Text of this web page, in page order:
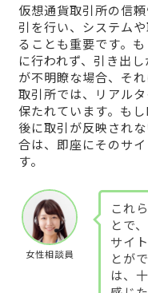
仮想通貨取引所の信
引を行い、システム
ることも重要です。
に行われず、引き出
が不明瞭な場合、そ
取引所では、リアル
保たれています。も
後に取引が反映され
合は、即座にそのサ
す。
女性相談員
これ
とで
サイ
とが
は、